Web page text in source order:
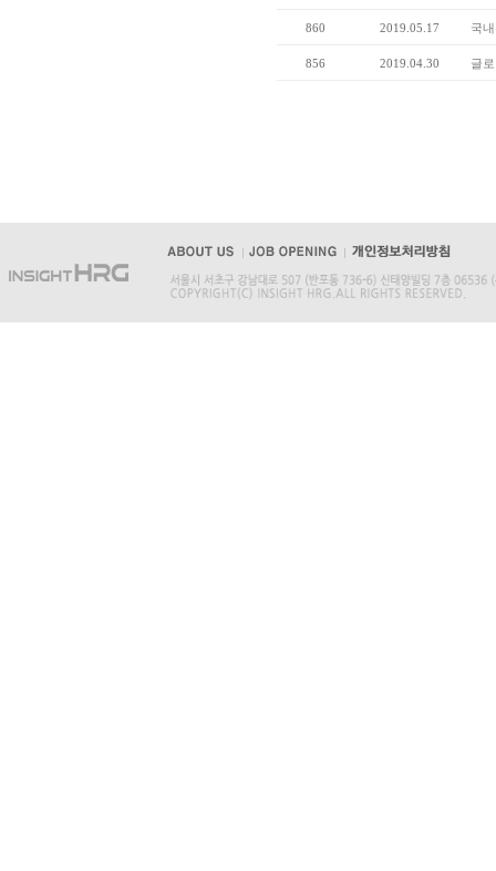
860 2019.05.17 국
856 2019.04.30 글